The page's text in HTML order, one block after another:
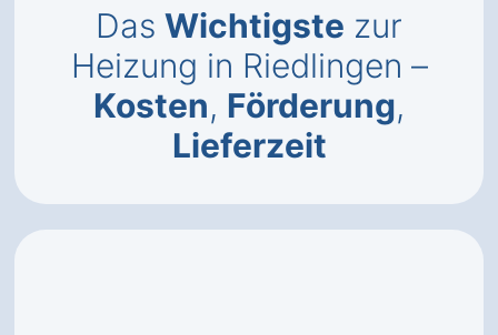
Das Wichtigste zur
Heizung in Riedlingen –
Kosten, Förderung,
Lieferzeit